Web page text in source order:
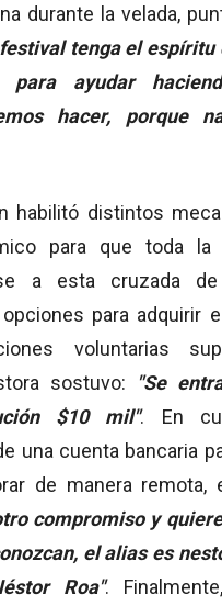
durante la velada,
tenga el espíritu
para ayudar
hacer, porque
habilitó distintos
para que toda la
a esta cruzada
para adquirir
voluntarias
sostuvo:
"Se
$10 mil". En
una cuenta bancaria
de manera remota,
compromiso y
el alias es
Roa".